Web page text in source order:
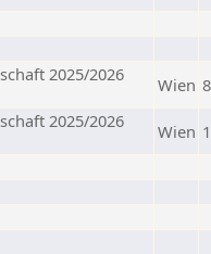
2025/2026
Wien 8
2025/2026
Wien